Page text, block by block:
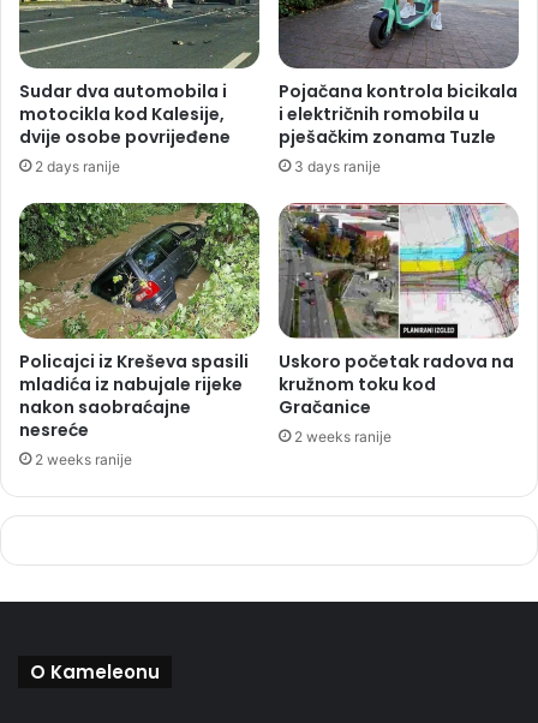
Sudar dva automobila i
motocikla kod Kalesije,
dvije osobe povrijeđene
2 days ranije
Pojačana kontrola bicikala
i električnih romobila u
pješačkim zonama Tuzle
3 days ranije
Policajci iz Kreševa spasili
mladića iz nabujale rijeke
nakon saobraćajne
nesreće
2 weeks ranije
Uskoro početak radova na
kružnom toku kod
Gračanice
2 weeks ranije
O Kameleonu